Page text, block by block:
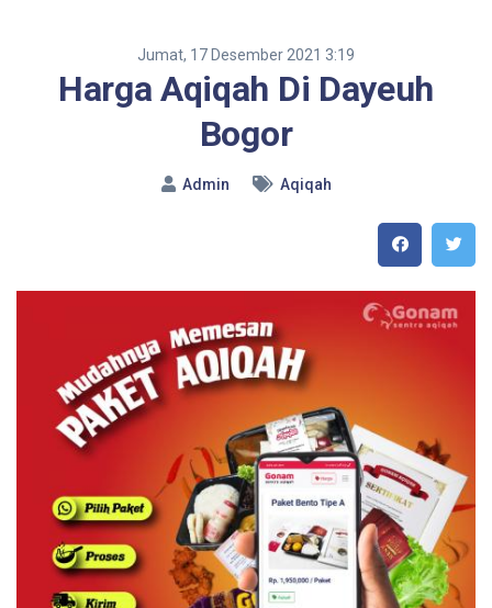
Jumat, 17 Desember 2021 3:19
Harga Aqiqah Di Dayeuh
Bogor
Admin Aqiqah